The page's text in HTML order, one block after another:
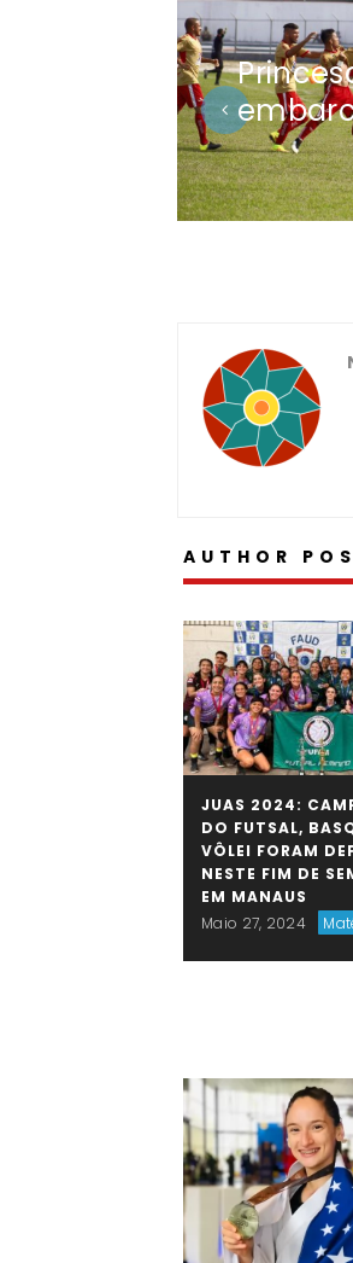
AUTHOR
JUAS 2024:
DO FUTSAL,
VÔLEI FORAM
NESTE FIM DE
EM MANAUS
Maio 27, 2024